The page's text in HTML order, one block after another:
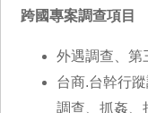
跨國專案調查項目
外遇調查、第
台商.台幹行
調查、抓姦、